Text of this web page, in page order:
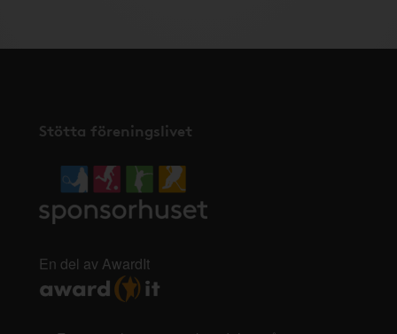
Stötta föreningslivet
En del av AwardIt